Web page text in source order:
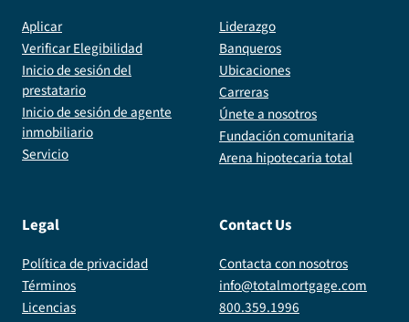
Aplicar
Verificar Elegibilidad
Inicio de sesión del
prestatario
Inicio de sesión de agente
inmobiliario
Servicio
Liderazgo
Banqueros
Ubicaciones
Carreras
Únete a nosotros
Fundación comunitaria
Arena hipotecaria total
Legal
Política de privacidad
Términos
Licencias
Contact Us
Contacta con nosotros
info@totalmortgage.com
800.359.1996